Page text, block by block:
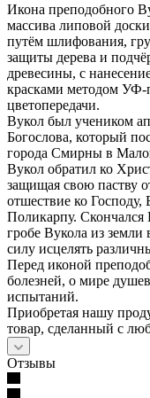
Икона преподобного
массива липовой
путём шлифования,
защиты дерева и
древесины, с
красками методом УФ-
цветопередачи.
Вукол был учеником
Богослова, который
города Смирны в
Вукол обратил ко
защищая свою паству
отшествие ко Господу,
Поликарпу. Скончался
гробе Вукола из
силу исцелять
Перед иконой
болезней, о мире
испытаний.
Приобретая нашу
товар, сделанный с
Отзывы